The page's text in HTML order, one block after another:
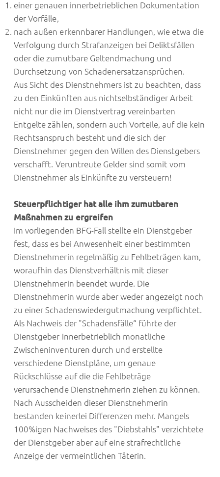
einer genauen innerbetrieblichen Dokumentation
der Vorfälle,
nach außen erkennbarer Handlungen, wie etwa die
Verfolgung durch Strafanzeigen bei Deliktsfällen
oder die zumutbare Geltendmachung und
Durchsetzung von Schadenersatzansprüchen.
Aus Sicht des Dienstnehmers ist zu beachten, dass
zu den Einkünften aus nichtselbständiger Arbeit
nicht nur die im Dienstvertrag vereinbarten
Entgelte zählen, sondern auch Vorteile, auf die kein
Rechtsanspruch besteht und die sich der
Dienstnehmer gegen den Willen des Dienstgebers
verschafft. Veruntreute Gelder sind somit vom
Dienstnehmer als Einkünfte zu versteuern!
Steuerpflichtiger hat alle ihm zumutbaren
Maßnahmen zu ergreifen
Im vorliegenden BFG-Fall stellte ein Dienstgeber
fest, dass es bei Anwesenheit einer bestimmten
Dienstnehmerin regelmäßig zu Fehlbeträgen kam,
woraufhin das Dienstverhältnis mit dieser
Dienstnehmerin beendet wurde. Die
Dienstnehmerin wurde aber weder angezeigt noch
zu einer Schadenswiedergutmachung verpflichtet.
Als Nachweis der "Schadensfälle“ führte der
Dienstgeber innerbetrieblich monatliche
Zwischeninventuren durch und erstellte
verschiedene Dienstpläne, um genaue
Rückschlüsse auf die die Fehlbeträge
verursachende Dienstnehmerin ziehen zu können.
Nach Ausscheiden dieser Dienstnehmerin
bestanden keinerlei Differenzen mehr. Mangels
100%igen Nachweises des "Diebstahls" verzichtete
der Dienstgeber aber auf eine strafrechtliche
Anzeige der vermeintlichen Täterin.